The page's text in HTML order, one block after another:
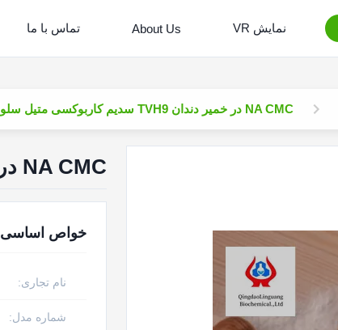
نمایش VR About Us تماس با ما
NA CMC در خمیر دندان TVH9 سدیم کاربوکسی متیل سلولز
NA CMC در خمیر دندان TVH9 سدیم کاربوکسی متیل سلولز
خواص اساسی
نام تجاری:
شماره مدل: